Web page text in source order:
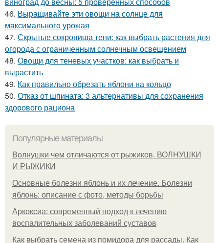
46. Выращивайте эти овощи на солнце для
максимального урожая
47. Скрытые сокровища тени: как выбрать растения для
огорода с ограниченным солнечным освещением
48. Овощи для теневых участков: как выбрать и
вырастить
49. Как правильно обрезать яблони на кольцо
50. Отказ от шпината: 3 альтернативы для сохранения
здорового рациона
Популярные материалы
Волнушки чем отличаются от рыжиков. ВОЛНУШКИ
И РЫЖИКИ
Основные болезни яблонь и их лечение. Болезни
яблонь: описание с фото, методы борьбы
Аркоксиа: современный подход к лечению
воспалительных заболеваний суставов
Как выбрать семена из помидора для рассады. Как